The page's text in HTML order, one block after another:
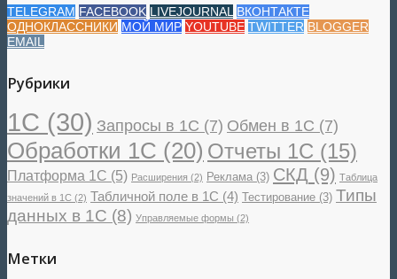
TELEGRAM FACEBOOK LIVEJOURNAL ВКОНТАКТЕ
ОДНОКЛАССНИКИ МОЙ МИР YOUTUBE TWITTER BLOGGER
EMAIL
Рубрики
1С (30) Запросы в 1С (7) Обмен в 1С (7)
Обработки 1С (20) Отчеты 1С (15)
Платформа 1С (5) Расширения (2) Реклама (3) СКД (9) Таблица
значений в 1С (2) Табличной поле в 1С (4) Тестирование (3) Типы
данных в 1С (8) Управляемые формы (2)
Метки